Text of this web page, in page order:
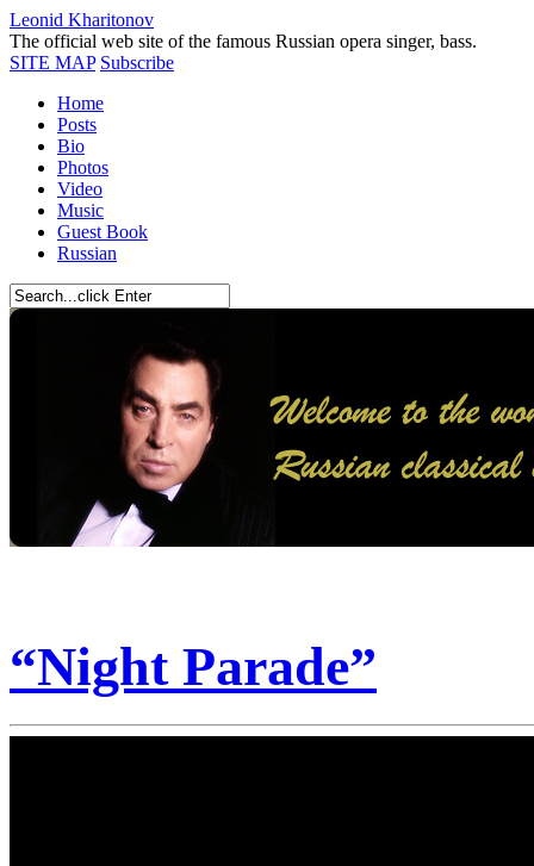
Leonid Kharitonov
The official web site of the famous Russian opera singer, bass.
SITE MAP Subscribe
Home
Posts
Bio
Photos
Video
Music
Guest Book
Russian
“Night Parade”